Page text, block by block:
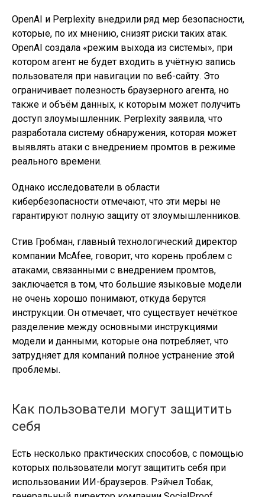
OpenAI и Perplexity внедрили ряд мер безопасности,
которые, по их мнению, снизят риски таких атак.
OpenAI создала «режим выхода из системы», при
котором агент не будет входить в учётную запись
пользователя при навигации по веб-сайту. Это
ограничивает полезность браузерного агента, но
также и объём данных, к которым может получить
доступ злоумышленник. Perplexity заявила, что
разработала систему обнаружения, которая может
выявлять атаки с внедрением промтов в режиме
реального времени.
Однако исследователи в области
кибербезопасности отмечают, что эти меры не
гарантируют полную защиту от злоумышленников.
Стив Гробман, главный технологический директор
компании McAfee, говорит, что корень проблем с
атаками, связанными с внедрением промтов,
заключается в том, что большие языковые модели
не очень хорошо понимают, откуда берутся
инструкции. Он отмечает, что существует нечёткое
разделение между основными инструкциями
модели и данными, которые она потребляет, что
затрудняет для компаний полное устранение этой
проблемы.
Как пользователи могут защитить
себя
Есть несколько практических способов, с помощью
которых пользователи могут защитить себя при
использовании ИИ-браузеров. Рэйчел Тобак,